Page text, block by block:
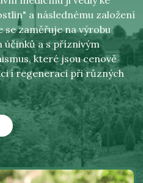
a následnému založení
zaměřuje na výrobu
účinků a s příznivým
které jsou cenově
i regeneraci při různých